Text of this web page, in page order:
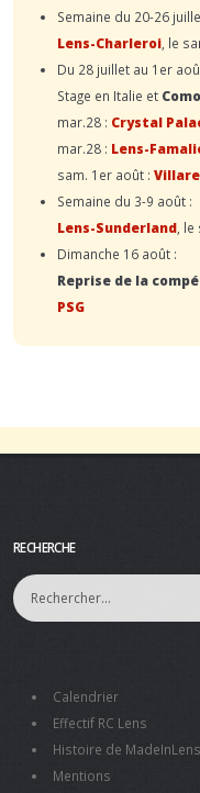
Semaine du 20-26
Lens-Charleroi , le
Du 28 juillet au 1er
Stage en Italie et
mar.28 : Crystal
mar.28 : Lens-
sam. 1er août :
Semaine du 3-9 août :
Lens-Sunderland ,
Dimanche 16 août :
Reprise de la
PSG
RECHERCHE
Calendrier
Effectif RC Lens
Histoire de MadeInLens
Mentions